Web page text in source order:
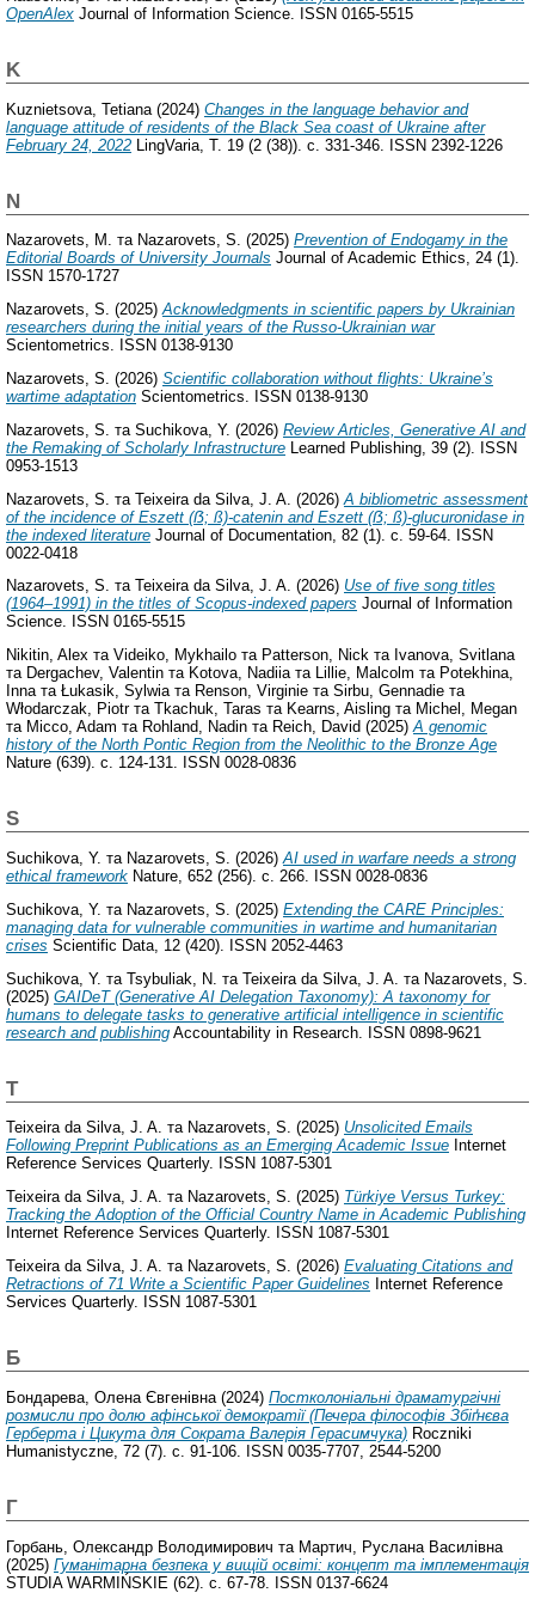
OpenAlex Journal of Information Science. ISSN 0165-5515
K
Kuznietsova, Tetiana (2024) Changes in the language behavior and
language attitude of residents of the Black Sea coast of Ukraine after
February 24, 2022 LingVaria, Т. 19 (2 (38)). с. 331-346. ISSN 2392-1226
N
Nazarovets, M. та Nazarovets, S. (2025) Prevention of Endogamy in the
Editorial Boards of University Journals Journal of Academic Ethics, 24 (1).
ISSN 1570-1727
Nazarovets, S. (2025)Acknowledgments in scientific papers by Ukrainian
researchers during the initial years of the Russo-Ukrainian war
Scientometrics. ISSN 0138-9130
Nazarovets, S. (2026) Scientific collaboration without flights: Ukraine’s
wartime adaptation Scientometrics. ISSN 0138-9130
Nazarovets, S. та Suchikova, Y. (2026) Review Articles, Generative AI and
the Remaking of Scholarly Infrastructure Learned Publishing, 39 (2). ISSN
0953-1513
Nazarovets, S. та Teixeira da Silva, J. A. (2026) A bibliometric assessment
of the incidence of Eszett (ẞ; ß)-catenin and Eszett (ẞ; ß)-glucuronidase in
the indexed literature Journal of Documentation, 82 (1). с. 59-64. ISSN
0022-0418
Nazarovets, S. та Teixeira da Silva, J. A. (2026) Use of five song titles
(1964–1991) in the titles of Scopus-indexed papers Journal of Information
Science. ISSN 0165-5515
Nikitin, Alex та Videiko, Mykhailo та Patterson, Nick та Ivanova, Svitlana
та Dergachev, Valentin та Kotova, Nadiiaта Lillie, Malcolm та Potekhina,
Innaта Łukasik, Sylwiaта Renson, Virginie та Sirbu, Gennadie та
Włodarczak, Piotrта Tkachuk, Taras та Kearns, Aisling та Michel, Megan
та Micco, Adam та Rohland, Nadin та Reich, David (2025)A genomic
history of the North Pontic Region from the Neolithic to the Bronze Age
Nature (639). с. 124-131. ISSN 0028-0836
S
Suchikova, Y. та Nazarovets, S. (2026)AI used in warfare needs a strong
ethical framework Nature, 652 (256). с. 266. ISSN 0028-0836
Suchikova, Y. та Nazarovets, S. (2025) Extending the CARE Principles:
managing data for vulnerable communities in wartime and humanitarian
crises Scientific Data, 12 (420). ISSN 2052-4463
Suchikova, Y. та Tsybuliak, N. та Teixeira da Silva, J. A. та Nazarovets, S.
(2025) GAIDeT (Generative AI Delegation Taxonomy): A taxonomy for
humans to delegate tasks to generative artificial intelligence in scientific
research and publishing Accountability in Research. ISSN 0898-9621
T
Teixeira da Silva, J. A. та Nazarovets, S. (2025) Unsolicited Emails
Following Preprint Publications as an Emerging Academic Issue Internet
Reference Services Quarterly. ISSN 1087-5301
Teixeira da Silva, J. A. та Nazarovets, S. (2025) Türkiye Versus Turkey:
Tracking the Adoption of the Official Country Name in Academic Publishing
Internet Reference Services Quarterly. ISSN 1087-5301
Teixeira da Silva, J. A. та Nazarovets, S. (2026) Evaluating Citations and
Retractions of 71 Write a Scientific Paper Guidelines Internet Reference
Services Quarterly. ISSN 1087-5301
Б
Бондарева, Олена Євгенівна (2024) Постколоніальні драматургічні
розмисли про долю афінської демократії (Печера філософів Збіґнєва
Герберта і Цикута для Сократа Валерія Герасимчука) Roczniki
Humanistyczne, 72 (7). с. 91-106. ISSN 0035-7707, 2544-5200
Г
Горбань, Олександр Володимирович та Мартич, Руслана Василівна
(2025) Гуманітарна безпека у вищій освіті: концепт та імплементація
STUDIA WARMIŃSKIE (62). с. 67-78. ISSN 0137-6624